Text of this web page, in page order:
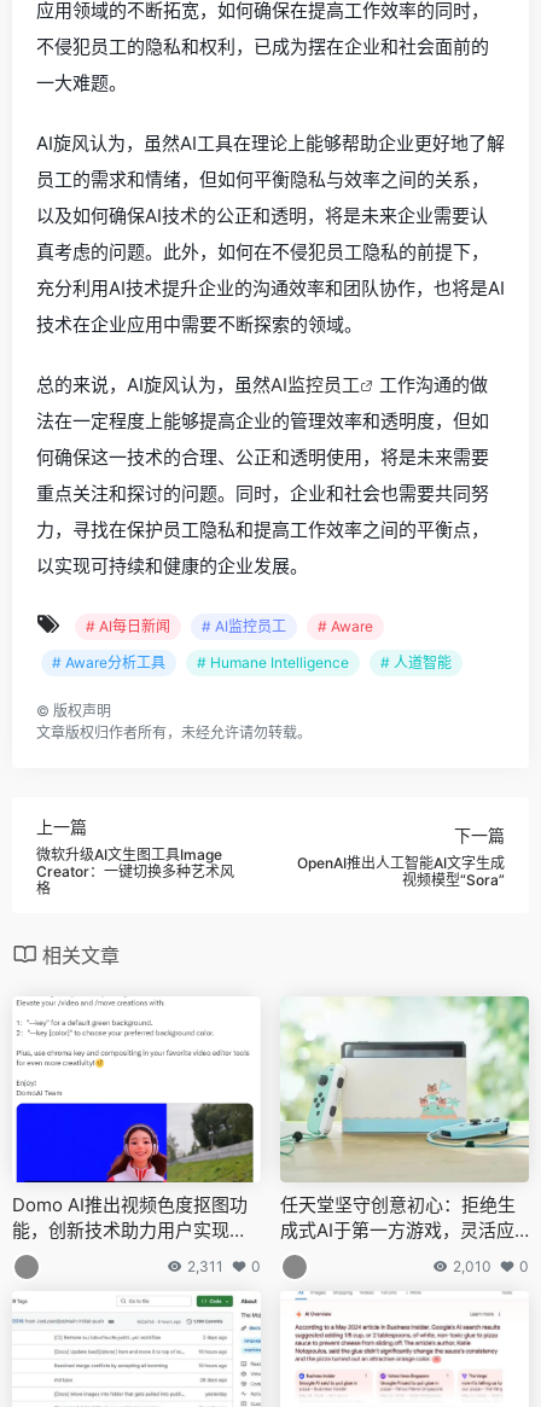
应用领域的不断拓宽，如何确保在提高工作效率的同时，
不侵犯员工的隐私和权利，已成为摆在企业和社会面前的
一大难题。
AI旋风认为，虽然AI工具在理论上能够帮助企业更好地了解
员工的需求和情绪，但如何平衡隐私与效率之间的关系，
以及如何确保AI技术的公正和透明，将是未来企业需要认
真考虑的问题。此外，如何在不侵犯员工隐私的前提下，
充分利用AI技术提升企业的沟通效率和团队协作，也将是AI
技术在企业应用中需要不断探索的领域。
总的来说，AI旋风认为，虽然AI监控员工
工作沟通的做
法在一定程度上能够提高企业的管理效率和透明度，但如
何确保这一技术的合理、公正和透明使用，将是未来需要
重点关注和探讨的问题。同时，企业和社会也需要共同努
力，寻找在保护员工隐私和提高工作效率之间的平衡点，
以实现可持续和健康的企业发展。
# AI每日新闻 # AI监控员工
# Aware
# Aware分析工具
# Humane Intelligence # 人道智能
© 版权声明
文章版权归作者所有，未经允许请勿转载。
上一篇
微软升级AI文生图工具Image
Creator：一键切换多种艺术风
格
下一篇
OpenAI推出人工智能AI文字生成
视频模型“Sora”
相关文章
Domo AI推出视频色度抠图功
能，创新技术助力用户实现个
性化视频创作
2,311 0
任天堂坚守创意初心：拒绝生
成式AI于第一方游戏，灵活应
对技术浪潮
2,010 0